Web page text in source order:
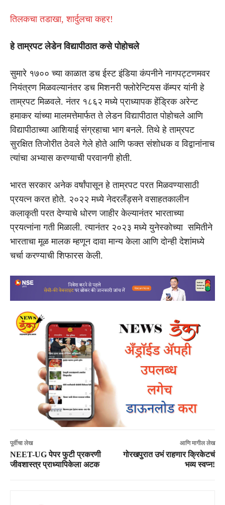
तिलकचा तडाखा, शार्दुलचा कहर!
हे ताम्रपट लेडेन विद्यापीठात कसे पोहोचले
सुमारे १७०० च्या काळात डच ईस्ट इंडिया कंपनीने नागपट्टणमवर
नियंत्रण मिळवल्यानंतर डच मिशनरी फ्लोरेन्टियस कॅम्पर यांनी हे
ताम्रपट मिळवले. नंतर १८६२ मध्ये प्राध्यापक हेंड्रिक अरेन्ट
हमाकर यांच्या मालमत्तेमार्फत ते लेडन विद्यापीठात पोहोचले आणि
विद्यापीठाच्या आशियाई संग्रहाचा भाग बनले. तिथे हे ताम्रपट
सुरक्षित तिजोरीत ठेवले गेले होते आणि फक्त संशोधक व विद्वानांनाच
त्यांचा अभ्यास करण्याची परवानगी होती.
भारत सरकार अनेक वर्षांपासून हे ताम्रपट परत मिळवण्यासाठी
प्रयत्न करत होते. २०२२ मध्ये नेदरलँड्सने वसाहतकालीन
कलाकृती परत देण्याचे धोरण जाहीर केल्यानंतर भारताच्या
प्रयत्नांना गती मिळाली. त्यानंतर २०२३ मध्ये युनेस्कोच्या समितीने
भारताचा मूळ मालक म्हणून दावा मान्य केला आणि दोन्ही देशांमध्ये
चर्चा करण्याची शिफारस केली.
पूर्वीचा लेख
NEET-UG पेपर फुटी प्रकरणी
जीवशास्त्र प्राध्यापिकेला अटक
आणि मागील लेख
गोरखपुरात उभं राहणार क्रिकेटचं
भव्य स्वप्न!